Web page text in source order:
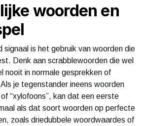
woorden en
signaal is het gebruik van woorden die
Denk aan scrabblewoorden die wel
nooit in normale gesprekken of
je tegenstander ineens woorden
of “xylofoons”, kan dat een eerste
als dat soort woorden op perfecte
zoals driedubbele woordwaardes of